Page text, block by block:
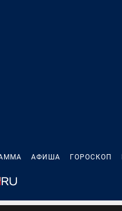
АФИША ГОРОСКОП